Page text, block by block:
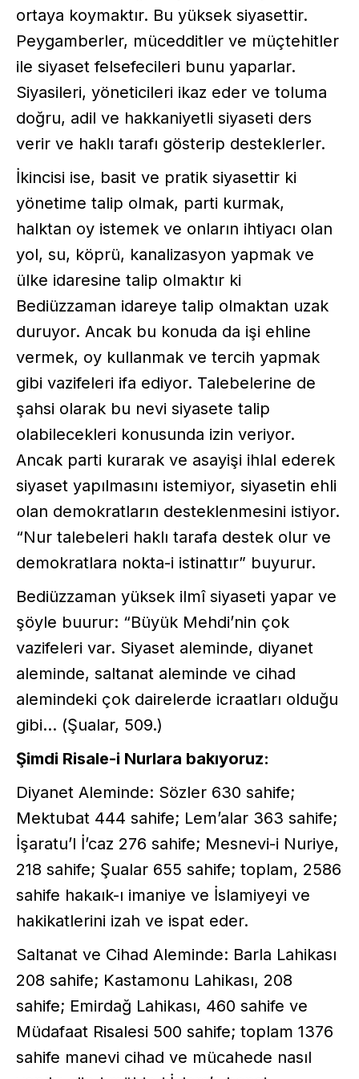
ortaya koymaktır. Bu yüksek siyasettir.
Peygamberler, mücedditler ve müçtehitler
ile siyaset felsefecileri bunu yaparlar.
Siyasileri, yöneticileri ikaz eder ve toluma
doğru, adil ve hakkaniyetli siyaseti ders
verir ve haklı tarafı gösterip desteklerler.
İkincisi ise, basit ve pratik siyasettir ki
yönetime talip olmak, parti kurmak,
halktan oy istemek ve onların ihtiyacı olan
yol, su, köprü, kanalizasyon yapmak ve
ülke idaresine talip olmaktır ki
Bediüzzaman idareye talip olmaktan uzak
duruyor. Ancak bu konuda da işi ehline
vermek, oy kullanmak ve tercih yapmak
gibi vazifeleri ifa ediyor. Talebelerine de
şahsi olarak bu nevi siyasete talip
olabilecekleri konusunda izin veriyor.
Ancak parti kurarak ve asayişi ihlal ederek
siyaset yapılmasını istemiyor, siyasetin ehli
olan demokratların desteklenmesini istiyor.
“Nur talebeleri haklı tarafa destek olur ve
demokratlara nokta-i istinattır” buyurur.
Bediüzzaman yüksek ilmî siyaseti yapar ve
şöyle buurur: “Büyük Mehdi’nin çok
vazifeleri var. Siyaset aleminde, diyanet
aleminde, saltanat aleminde ve cihad
alemindeki çok dairelerde icraatları olduğu
gibi... (Şualar, 509.)
Şimdi Risale-i Nurlara bakıyoruz:
Diyanet Aleminde: Sözler 630 sahife;
Mektubat 444 sahife; Lem’alar 363 sahife;
İşaratu’l İ’caz 276 sahife; Mesnevi-i Nuriye,
218 sahife; Şualar 655 sahife; toplam, 2586
sahife hakaık-ı imaniye ve İslamiyeyi ve
hakikatlerini izah ve ispat eder.
Saltanat ve Cihad Aleminde: Barla Lahikası
208 sahife; Kastamonu Lahikası, 208
sahife; Emirdağ Lahikası, 460 sahife ve
Müdafaat Risalesi 500 sahife; toplam 1376
sahife manevi cihad ve mücahede nasıl